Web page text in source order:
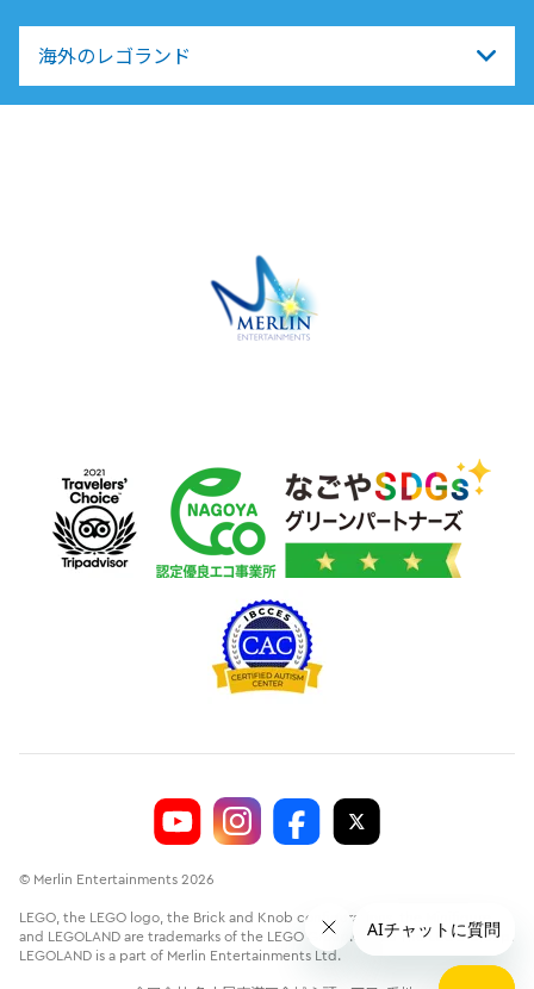
海外のレゴランド
© Merlin Entertainments 2026
LEGO, the LEGO logo, the Brick and Knob configurations, the Minifigure
and LEGOLAND are trademarks of the LEGO Group.©2026 The LEGO Group.
LEGOLAND is a part of Merlin Entertainments Ltd.